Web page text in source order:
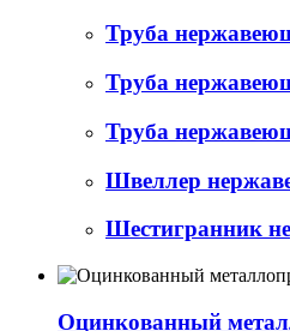
Труба
Труба
Труба
Швеллер
Шестигранник
Оцинкованный